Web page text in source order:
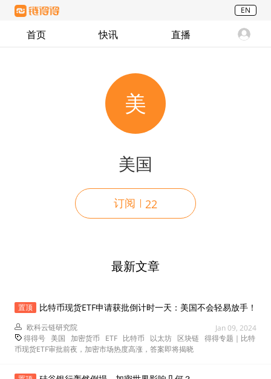
EN
首页 快讯 直播
美
美国
订阅 22
最新文章
置顶 比特币现货ETF申请获批倒计时一天：美国不会轻易放手！
欧科云链研究院
Jan 09, 2024
得得号 美国 加密货币 ETF 比特币 以太坊 区块链 得得专题｜比特
币现货ETF审批前夜，加密市场热度高涨，答案即将揭晓